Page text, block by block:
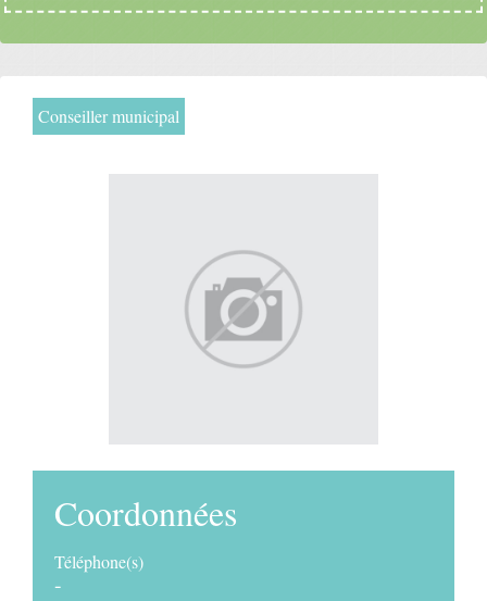
Conseiller municipal
Coordonnées
Téléphone(s)
-